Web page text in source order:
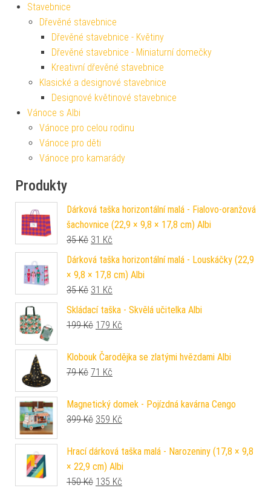
Stavebnice
Dřevěné stavebnice
Dřevěné stavebnice - Květiny
Dřevěné stavebnice - Miniaturní domečky
Kreativní dřevěné stavebnice
Klasické a designové stavebnice
Designové květinové stavebnice
Vánoce s Albi
Vánoce pro celou rodinu
Vánoce pro děti
Vánoce pro kamarády
Produkty
Dárková taška horizontální malá - Fialovo-oranžová
šachovnice (22,9 × 9,8 × 17,8 cm) Albi
35Kč Původní cena byla: 35 Kč.
31 Kč
Dárková taška horizontální malá - Louskáčky (22,9
× 9,8 × 17,8 cm) Albi
35Kč Původní cena byla: 35 Kč.
31 Kč
Skládací taška - Skvělá učitelka Albi
199Kč Původní cena byla: 199 Kč.
179 Kč
Klobouk Čarodějka se zlatými hvězdami Albi
79Kč Původní cena byla: 79 Kč.
71 Kč
Magnetický domek - Pojízdná kavárna Cengo
399Kč Původní cena byla: 399 Kč.
359 Kč
Hrací dárková taška malá - Narozeniny (17,8 × 9,8
× 22,9 cm) Albi
150Kč Původní cena byla: 150 Kč.
135 Kč